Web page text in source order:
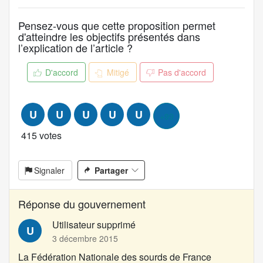
o
p
o
s
n
Pensez-vous que cette proposition permet
d'atteindre les objectifs présentés dans
l’explication de l’article ?
D'accord Mitigé Pas d'accord
U U U U U
415 votes
Signaler Partager
Réponse du gouvernement
U
Utilisateur supprimé
3 décembre 2015
La Fédération Nationale des sourds de France